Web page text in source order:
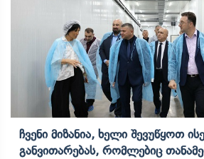
Ჩვენი Მიზანია, Ხელი Შევუწყოთ
Განვითარებას, Რომლებიც